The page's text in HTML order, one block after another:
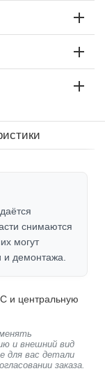
снимаются
могут
и демонтажа.
и центральную
и внешний вид
для вас детали
заказа.